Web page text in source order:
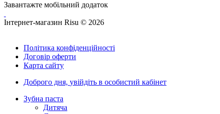
Завантажте мобільний додаток
Інтернет-магазин Risu © 2026
Політика конфіденційності
Договір оферти
Карта сайту
Доброго дня, увійдіть в особистий кабінет
Зубна паста
Дитяча